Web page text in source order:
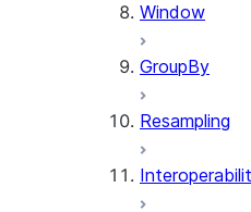
Window
GroupBy
Resampling